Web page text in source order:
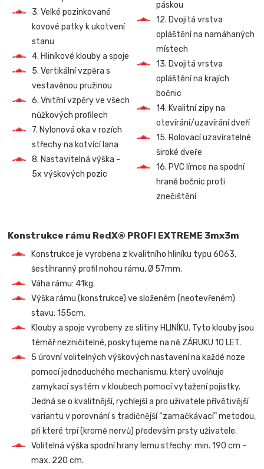
3. Velké pozinkované
kovové patky k ukotvení
stanu
4. Hliníkové klouby a spoje
5. Vertikální vzpěra s
vestavěnou pružinou
6. Vnitřní vzpěry ve všech
nůžkových profilech
7. Nylonová oka v rozích
střechy na kotvící lana
8. Nastavitelná výška -
5x výškových pozic
páskou
12. Dvojitá vrstva
opláštění na namáhaných
místech
13. Dvojitá vrstva
opláštění na krajích
bočnic
14. Kvalitní zipy na
otevírání/uzavírání dveří
15. Rolovací uzavíratelné
široké dveře
16. PVC límce na spodní
hraně bočnic proti
znečištění
Konstrukce rámu RedX® PROFI EXTREME 3mx3m
Konstrukce je vyrobena z kvalitního hliníku typu 6063,
šestihranný profil nohou rámu, Ø 57mm.
Váha rámu: 41kg.
Výška rámu (konstrukce) ve složeném (neotevřeném)
stavu: 155cm.
Klouby a spoje vyrobeny ze slitiny HLINÍKU. Tyto klouby jsou
téměř nezničitelné, poskytujeme na ně ZÁRUKU 10 LET.
5 úrovní volitelných výškových nastavení na každé noze
pomocí jednoduchého mechanismu, který uvolňuje
zamykací systém v kloubech pomocí vytažení pojistky.
Jedná se o kvalitnější, rychlejší a pro uživatele přívětivější
variantu v porovnání s tradičnější “zamačkávací” metodou,
při které trpí (kromě nervů) především prsty uživatele.
Volitelná výška spodní hrany lemu střechy: min. 190 cm –
max. 220 cm.